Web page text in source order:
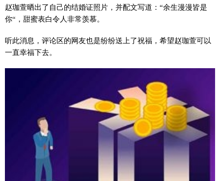
赵珈萱晒出了自己的结婚证照片，并配文写道：“余生漫漫皆是
你“，甜蜜表白令人非常羡慕。
听此消息，评论区的网友也是纷纷送上了祝福，希望赵珈萱可以
一直幸福下去。